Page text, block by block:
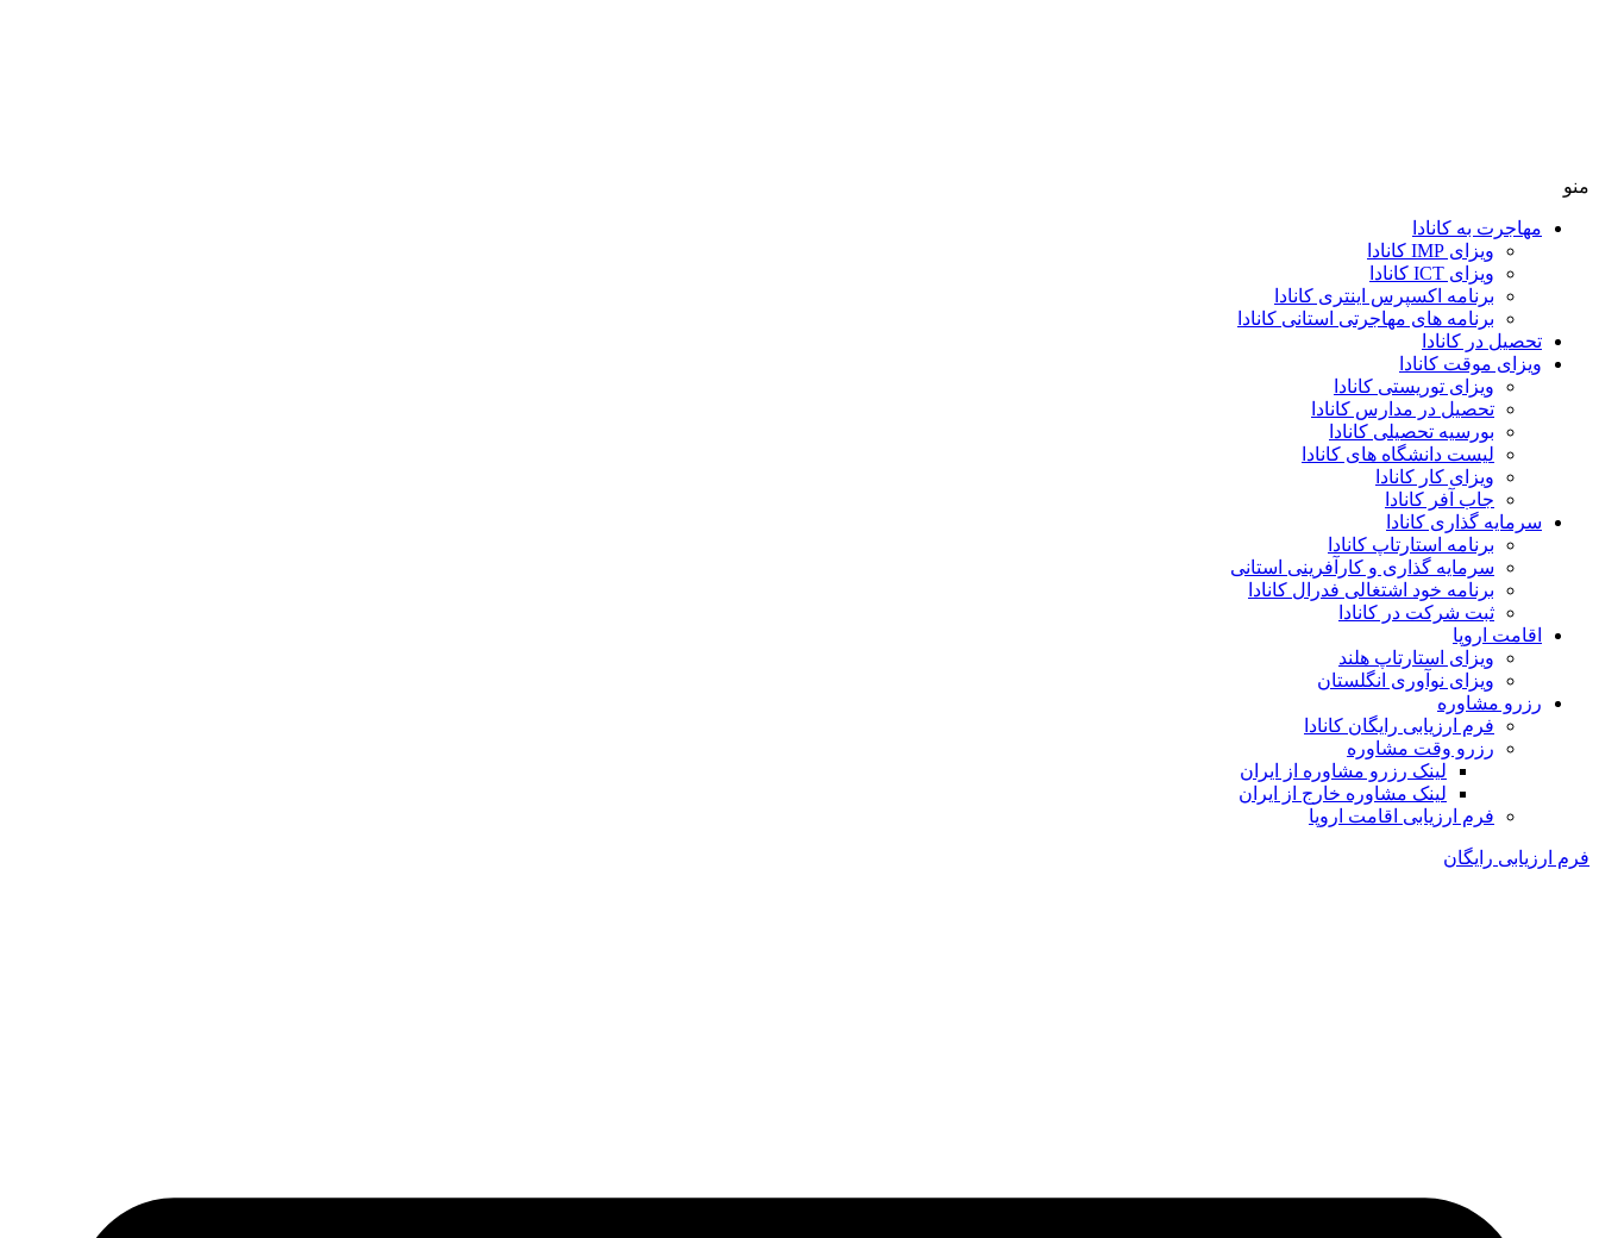
منو
مهاجرت به کانادا
ویزای IMP کانادا
ویزای ICT کانادا
برنامه اکسپرس اینتری کانادا
برنامه های مهاجرتی استانی کانادا
تحصیل در کانادا
ویزای موقت کانادا
ویزای توریستی کانادا
تحصیل در مدارس کانادا
بورسیه تحصیلی کانادا
لیست دانشگاه های کانادا
ویزای کار کانادا
جاب آفر کانادا
سرمایه گذاری کانادا
برنامه استارتاپ کانادا
سرمایه گذاری و کارآفرینی استانی
برنامه خود اشتغالی فدرال کانادا
ثبت شرکت در کانادا
اقامت اروپا
ویزای استارتاپ هلند
ویزای نوآوری انگلستان
رزرو مشاوره
فرم ارزیابی رایگان کانادا
رزرو وقت مشاوره
لینک رزرو مشاوره از ایران
لینک مشاوره خارج از ایران
فرم ارزیابی اقامت اروپا
فرم ارزیابی رایگان